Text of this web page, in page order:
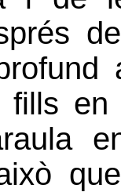
fills